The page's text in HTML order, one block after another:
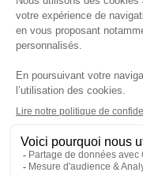
Tous
Contrôle des accès et